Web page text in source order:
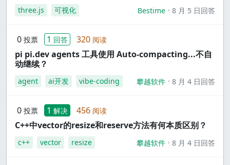
three.js 可视化 Bestime 8 月 5 日回答
0 投票 1 回答 320 阅读
pi pi.dev agents 工具使用 Auto-compacting...不自
动继续？
agent ai开发 vibe-coding 攀越软件 8 月 4 日回答
0 投票 1 解决 456 阅读
C++中vector的resize和reserve方法有何本质区别？
c++ vector resize 攀越软件 8 月 4 日回答